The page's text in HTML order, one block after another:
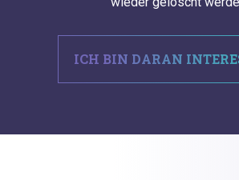
ICH BIN DARAN